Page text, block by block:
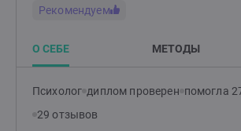
возможностей. Даже одна встреча
почувствовать себя лучше. Мой
опыт — более 7 лет, педагогический
лет. Я работаю в полимодальном
Также я использую проективные
метафорические карты, элементы
Рекомендуем
О СЕБЕ МЕТОДЫ
Психолог диплом проверен помогла
29 отзывов